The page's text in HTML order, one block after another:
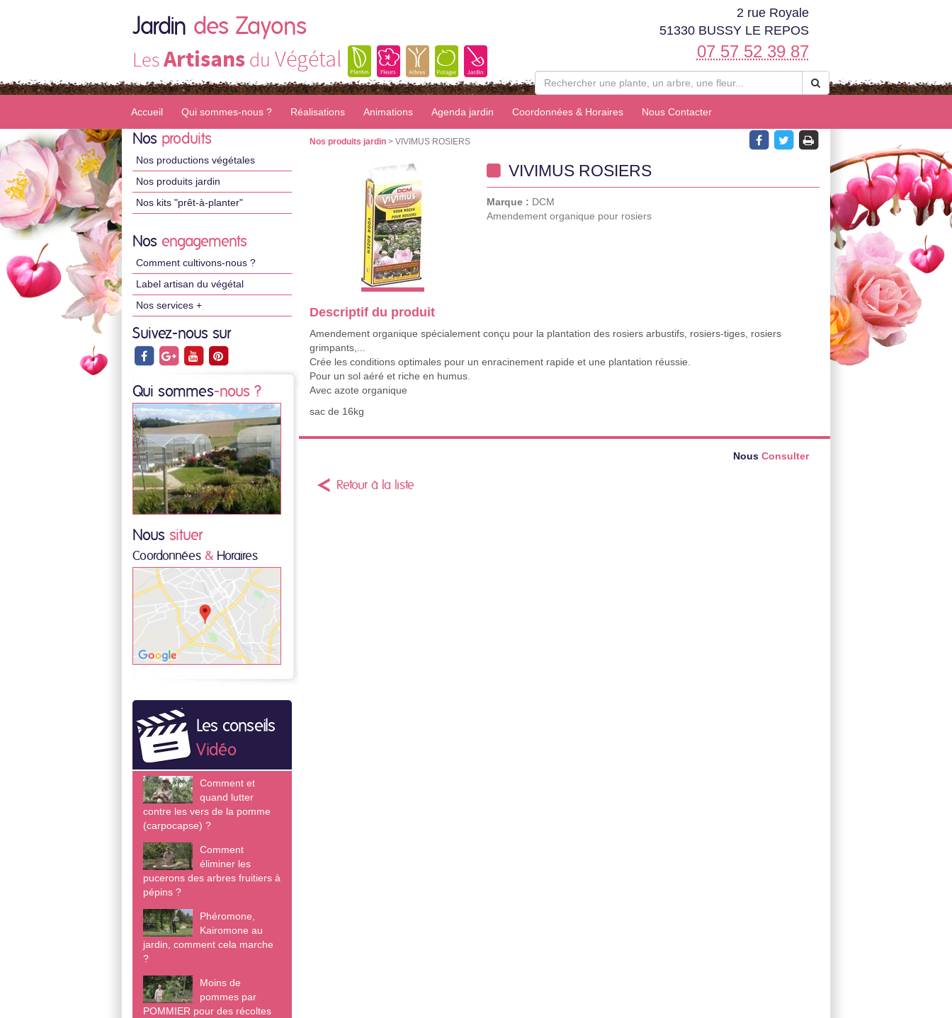
Jardin des Zayons
LesArtisans du Végétal
2 rue Royale
51330 BUSSY LE REPOS
07 57 52 39 87
Accueil Qui sommes-nous ? Réalisations Animations Agenda jardin Coordonnées & Horaires Nous Contacter
Nos produits
Nos productions végétales
Nos produits jardin
Nos kits "prêt-à-planter"
Nos engagements
Comment cultivons-nous ?
Label artisan du végétal
Nos services +
Suivez-nous sur
Qui sommes-nous ?
Nous situer
Coordonnées & Horaires
Les conseils
Vidéo
Comment et
quand lutter
contre les vers de la pomme
(carpocapse) ?
Comment
éliminer les
pucerons des arbres fruitiers à
pépins ?
Phéromone,
Kairomone au
jardin, comment cela marche
?
Moins de
pommes par
POMMIER pour des récoltes
Nos produits jardin > VIVIMUS ROSIERS
VIVIMUS ROSIERS
Marque : DCM
Amendement organique pour rosiers
Descriptif du produit
Amendement organique spécialement conçu pour la plantation des rosiers arbustifs, rosiers-tiges, rosiers
grimpants,...
Crée les conditions optimales pour un enracinement rapide et une plantation réussie.
Pour un sol aéré et riche en humus.
Avec azote organique
sac de 16kg
Nous Consulter
Retour à la liste